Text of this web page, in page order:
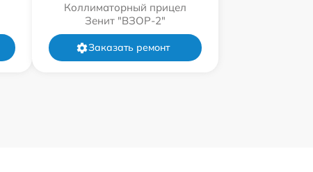
Коллиматорный прицел
Зенит "ВЗОР-2"
Заказать ремонт